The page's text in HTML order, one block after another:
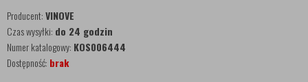
Producent:VINOVE
Czas wysyłki: do 24 godzin
Numer katalogowy: KOS006444
Dostępność: brak